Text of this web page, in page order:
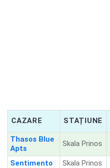
CAZARE STAȚIUNE
Thasos Blue
Apts
Skala Prinos
Sentimento Skala Prinos